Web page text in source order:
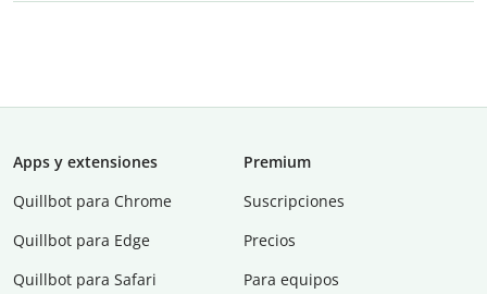
Apps y extensiones
Quillbot para Chrome
Quillbot para Edge
Quillbot para Safari
Premium
Suscripciones
Precios
Para equipos